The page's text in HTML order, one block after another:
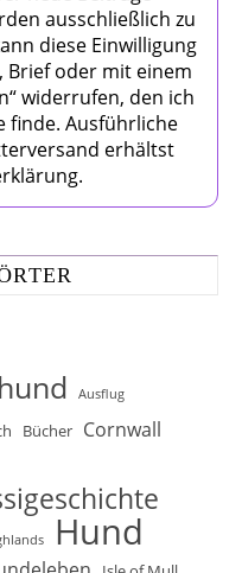
ausschließlich zu
diese Einwilligung
Brief oder mit einem
widerrufen, den ich
finde. Ausführliche
erhältst
Ausflug
Bücher Cornwall
Hund